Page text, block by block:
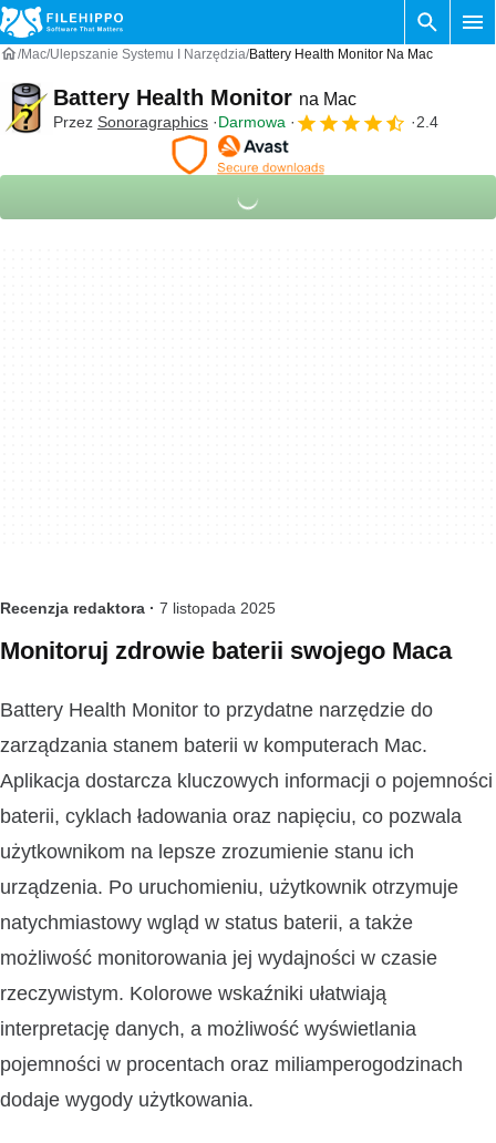
Mac Ulepszanie Systemu I Narzędzia Battery Health Monitor Na Mac
Battery Health Monitor na Mac
Przez Sonoragraphics Darmowa 2.4
Recenzja redaktora · 7 listopada 2025
Monitoruj zdrowie baterii swojego Maca
Battery Health Monitor to przydatne narzędzie do
zarządzania stanem baterii w komputerach Mac.
Aplikacja dostarcza kluczowych informacji o pojemności
baterii, cyklach ładowania oraz napięciu, co pozwala
użytkownikom na lepsze zrozumienie stanu ich
urządzenia. Po uruchomieniu, użytkownik otrzymuje
natychmiastowy wgląd w status baterii, a także
możliwość monitorowania jej wydajności w czasie
rzeczywistym. Kolorowe wskaźniki ułatwiają
interpretację danych, a możliwość wyświetlania
pojemności w procentach oraz miliamperogodzinach
dodaje wygody użytkowania.